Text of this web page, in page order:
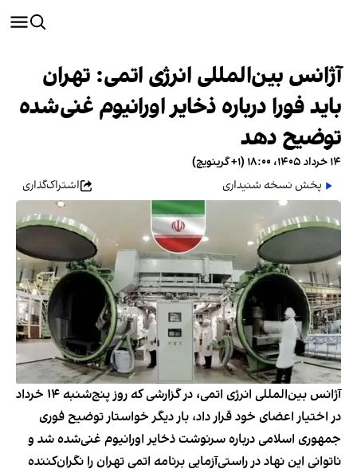
آژانس بین‌المللی انرژی اتمی: تهران
باید فورا درباره ذخایر اورانیوم غنی‌شده
توضیح دهد
۱۴ خرداد ۱۴۰۵، ۱۸:۰۰ (‎+۱ گرینویچ)
پخش نسخه شنیداری
اشتراک‌گذاری
آژانس بین‌المللی انرژی اتمی، در گزارشی که روز پنج‌شنبه ۱۴ خرداد
در اختیار اعضای خود قرار داد، بار دیگر خواستار توضیح فوری
جمهوری اسلامی درباره سرنوشت ذخایر اورانیوم غنی‌شده شد و
ناتوانی این نهاد در راستی‌آزمایی برنامه اتمی تهران را نگران‌کننده